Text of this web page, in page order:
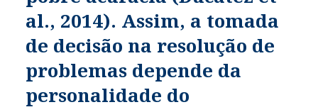
al., 2014). Assim, a tomada
de decisão na resolução de
problemas depende da
personalidade do